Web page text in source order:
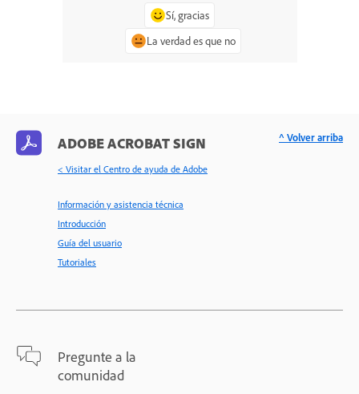
Sí, gracias
La verdad es que no
ADOBE ACROBAT SIGN
< Visitar el Centro de ayuda de Adobe
Información y asistencia técnica
Introducción
Guía del usuario
Tutoriales
Pregunte a la
comunidad
^ Volver arriba